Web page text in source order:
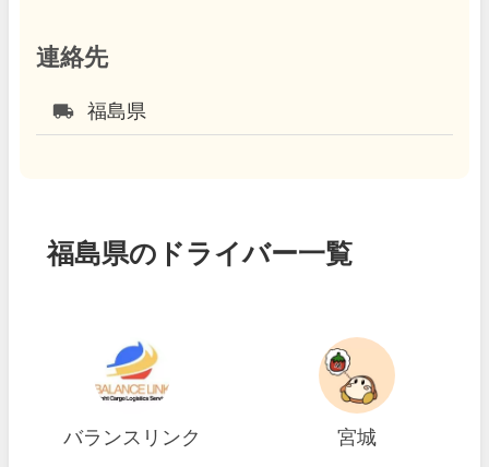
連絡先
local_shipping 福島県
福島県のドライバー一覧
バランスリンク 宮城